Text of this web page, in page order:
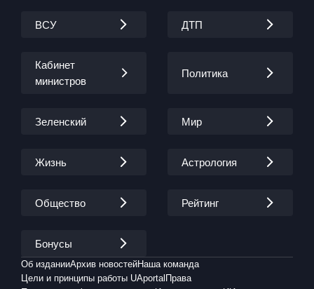
ВСУ ДТП
Кабинет
министров
Политика
Зеленский Мир
Жизнь Астрология
Общество Рейтинг
Бонусы
Об изданииАрхив новостейНаша команда
Цели и принципы работы UAportal Права